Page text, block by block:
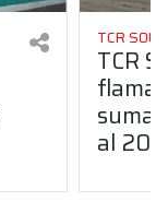
TCR
TCR
suma
al